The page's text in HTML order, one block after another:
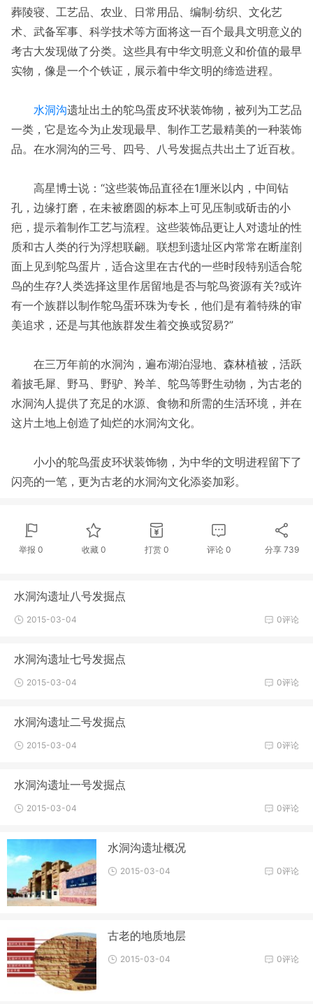
葬陵寝、工艺品、农业、日常用品、编制·纺织、文化艺
术、武备军事、科学技术等方面将这一百个最具文明意义的
考古大发现做了分类。这些具有中华文明意义和价值的最早
实物，像是一个个铁证，展示着中华文明的缔造进程。
水洞沟遗址出土的鸵鸟蛋皮环状装饰物，被列为工艺品
一类，它是迄今为止发现最早、制作工艺最精美的一种装饰
品。在水洞沟的三号、四号、八号发掘点共出土了近百枚。
高星博士说：“这些装饰品直径在1厘米以内，中间钻
孔，边缘打磨，在未被磨圆的标本上可见压制或斫击的小
疤，提示着制作工艺与流程。这些装饰品更让人对遗址的性
质和古人类的行为浮想联翩。联想到遗址区内常常在断崖剖
面上见到鸵鸟蛋片，适合这里在古代的一些时段特别适合鸵
鸟的生存?人类选择这里作居留地是否与鸵鸟资源有关?或许
有一个族群以制作鸵鸟蛋环珠为专长，他们是有着特殊的审
美追求，还是与其他族群发生着交换或贸易?”
在三万年前的水洞沟，遍布湖泊湿地、森林植被，活跃
着披毛犀、野马、野驴、羚羊、鸵鸟等野生动物，为古老的
水洞沟人提供了充足的水源、食物和所需的生活环境，并在
这片土地上创造了灿烂的水洞沟文化。
小小的鸵鸟蛋皮环状装饰物，为中华的文明进程留下了
闪亮的一笔，更为古老的水洞沟文化添姿加彩。
举报 0 收藏 0 打赏 0 评论0 分享 739
水洞沟遗址八号发掘点
0评论
2015-03-04
水洞沟遗址七号发掘点
0评论
2015-03-04
水洞沟遗址二号发掘点
0评论
2015-03-04
水洞沟遗址一号发掘点
0评论
2015-03-04
水洞沟遗址概况
0评论
2015-03-04
古老的地质地层
0评论
2015-03-04